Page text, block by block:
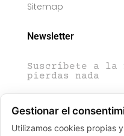
Sitemap
Newsletter
Suscríbete a la
pierdas nada
Gestionar el
Utilizamos cookies propias